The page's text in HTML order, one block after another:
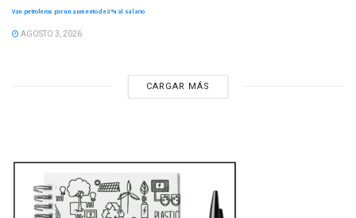
Van petroleros por un aumento de 8 % al salario
AGOSTO 3, 2026
CARGAR MÁS